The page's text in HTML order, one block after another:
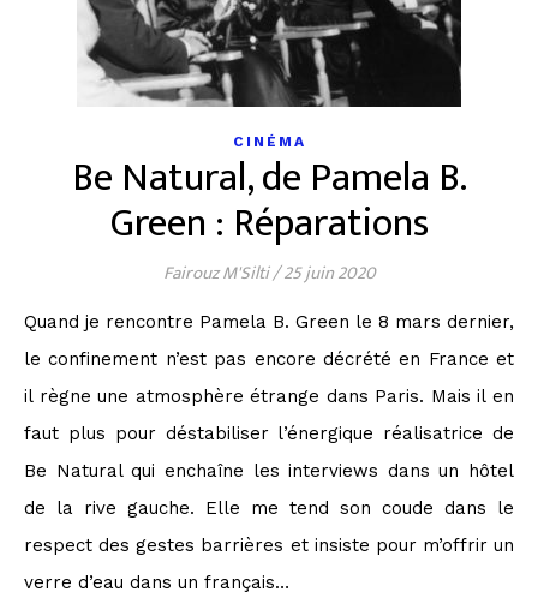
CINÉMA
Be Natural, de Pamela B.
Green : Réparations
Fairouz M'Silti/25 juin 2020
Quand je rencontre Pamela B. Green le 8 mars dernier,
le confinement n’est pas encore décrété en France et
il règne une atmosphère étrange dans Paris. Mais il en
faut plus pour déstabiliser l’énergique réalisatrice de
Be Natural qui enchaîne les interviews dans un hôtel
de la rive gauche. Elle me tend son coude dans le
respect des gestes barrières et insiste pour m’offrir un
verre d’eau dans un français…